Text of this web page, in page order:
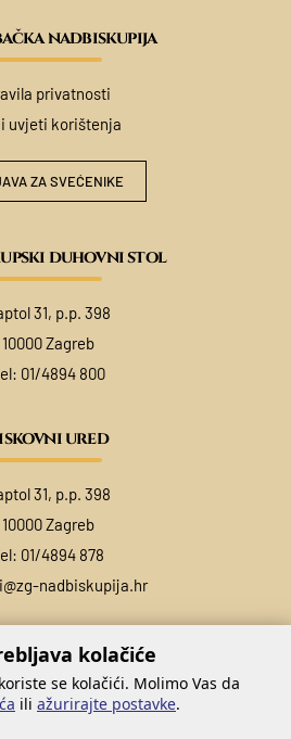
nadbiskupija
privatnosti
uvjeti korištenja
ZA SVEĆENIKE
duhovni stol
31, p.p. 398
10000 Zagreb
01/4894 800
ured
31, p.p. 398
10000 Zagreb
01/4894 878
nadbiskupija.hr
kolačiće
se kolačići. Molimo Vas da
ili ažurirajte postavke.